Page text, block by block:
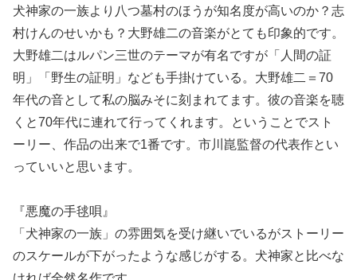
犬神家の一族より八つ墓村のほうが知名度が高いのか？志
村けんのせいかも？大野雄二の音楽がとても印象的です。
大野雄二はルパン三世のテーマが有名ですが「人間の証
明」「野生の証明」なども手掛けている。大野雄二＝70
年代の音として私の脳みそに刻まれてます。彼の音楽を聴
くと70年代に連れて行ってくれます。ということでスト
ーリー、作品の出来で1番です。市川崑監督の代表作とい
っていいと思います。
『悪魔の手毬唄』
「犬神家の一族」の雰囲気を受け継いでいるがストーリー
のスケールが下がったような感じがする。犬神家と比べな